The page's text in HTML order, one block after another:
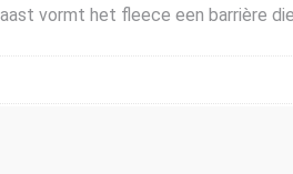
vormt het fleece een barrière